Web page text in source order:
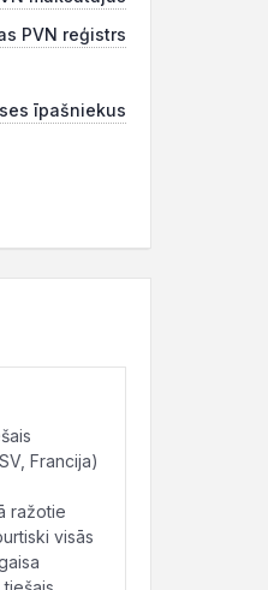
PVN reģistrs
īpašniekus
Francija)
ražotie
visās